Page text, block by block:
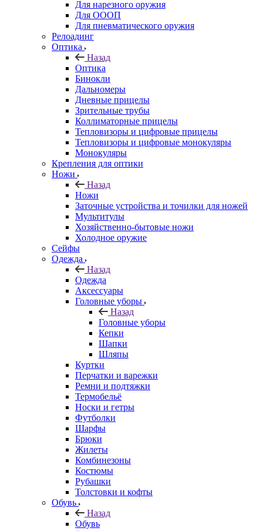
Для нарезного оружия
Для ОООП
Для пневматического оружия
Релоадинг
Оптика
Назад
Оптика
Бинокли
Дальномеры
Дневные прицелы
Зрительные трубы
Коллиматорные прицелы
Тепловизоры и цифровые прицелы
Тепловизоры и цифровые монокуляры
Монокуляры
Крепления для оптики
Ножи
Назад
Ножи
Заточные устройства и точилки для ножей
Мультитулы
Хозяйственно-бытовые ножи
Холодное оружие
Сейфы
Одежда
Назад
Одежда
Аксессуары
Головные уборы
Назад
Головные уборы
Кепки
Шапки
Шляпы
Куртки
Перчатки и варежки
Ремни и подтяжки
Термобельё
Носки и гетры
Футболки
Шарфы
Брюки
Жилеты
Комбинезоны
Костюмы
Рубашки
Толстовки и кофты
Обувь
Назад
Обувь